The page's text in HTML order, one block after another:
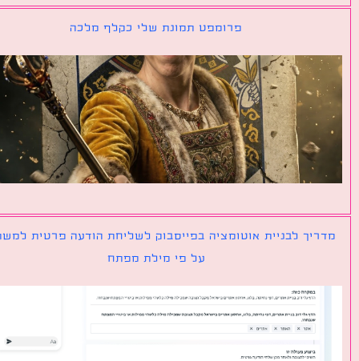
פרומפט תמונת שלי כקלף מלכה
לבניית אוטומציה בפייסבוק לשליחת הודעה פרטית למשתמש
על פי מילת מפתח